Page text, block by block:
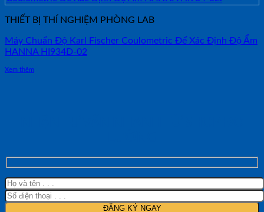
THIẾT BỊ THÍ NGHIỆM PHÒNG LAB
Máy Chuẩn Độ Karl Fischer Coulometric Để Xác Định Độ Ẩm
HANNA HI934D-02
Xem thêm